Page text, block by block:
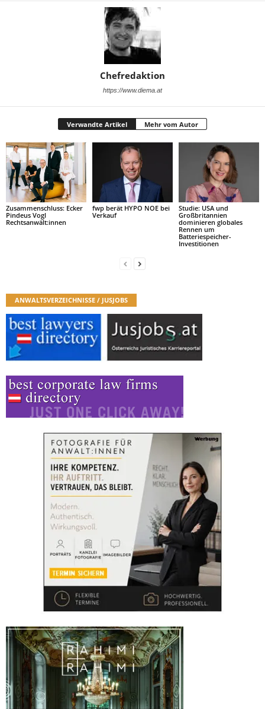
Chefredaktion
https://www.diema.at
Verwandte Artikel Mehr vom Autor
Zusammenschluss: Ecker
Pindeus Vogl
Rechtsanwält:innen
fwp berät HYPO NOE bei
Verkauf
Studie: USA und
Großbritannien
dominieren globales
Rennen um
Batteriespeicher-
Investitionen
ANWALTSVERZEICHNISSE / JUSJOBS